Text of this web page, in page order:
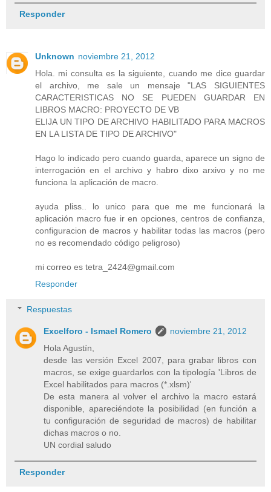
Responder
Unknown noviembre 21, 2012
Hola. mi consulta es la siguiente, cuando me dice guardar
el archivo, me sale un mensaje "LAS SIGUIENTES
CARACTERISTICAS NO SE PUEDEN GUARDAR EN
LIBROS MACRO: PROYECTO DE VB
ELIJA UN TIPO DE ARCHIVO HABILITADO PARA MACROS
EN LA LISTA DE TIPO DE ARCHIVO"
Hago lo indicado pero cuando guarda, aparece un signo de
interrogación en el archivo y habro dixo arxivo y no me
funciona la aplicación de macro.
ayuda pliss.. lo unico para que me me funcionará la
aplicación macro fue ir en opciones, centros de confianza,
configuracion de macros y habilitar todas las macros (pero
no es recomendado código peligroso)
mi correo es tetra_2424@gmail.com
Responder
Respuestas
Excelforo - Ismael Romero
noviembre 21, 2012
Hola Agustín,
desde las versión Excel 2007, para grabar libros con
macros, se exige guardarlos con la tipología 'Libros de
Excel habilitados para macros (*.xlsm)'
De esta manera al volver el archivo la macro estará
disponible, apareciéndote la posibilidad (en función a
tu configuración de seguridad de macros) de habilitar
dichas macros o no.
UN cordial saludo
Responder